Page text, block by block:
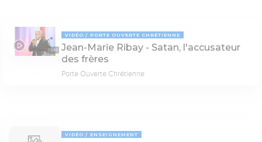
35:46
VIDÉO PORTE OUVERTE CHRÉTIENNE
Jean-Marie Ribay - Satan, l'accusateur
des frères
Porte Ouverte Chrétienne
VIDÉO ENSEIGNEMENT